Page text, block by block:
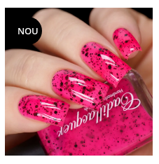
NOU